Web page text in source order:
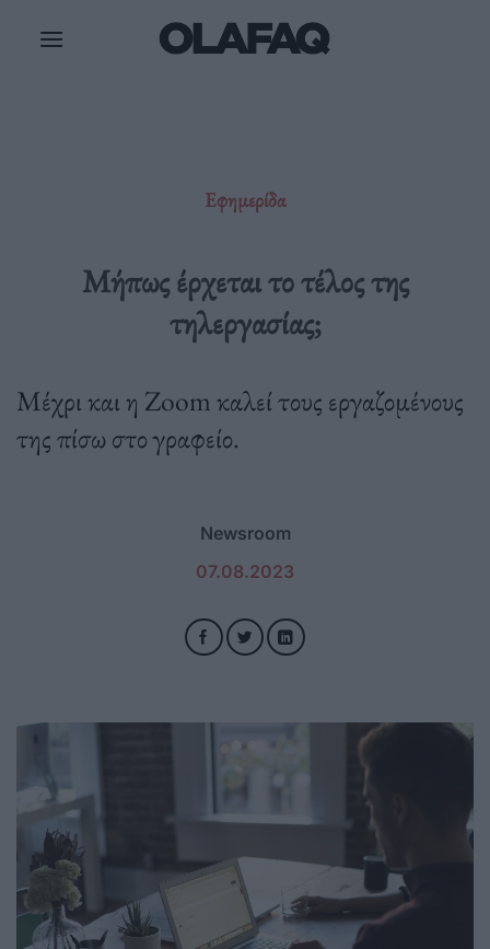
Εφημερίδα
Μήπως έρχεται το τέλος της
τηλεργασίας;
Μέχρι και η Zoom καλεί τους εργαζομένους
της πίσω στο γραφείο.
Newsroom
07.08.2023